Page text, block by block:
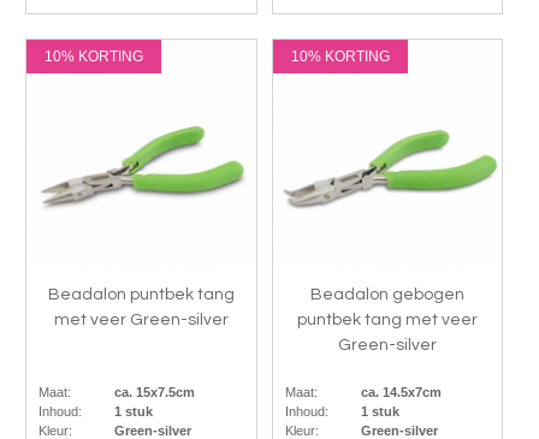
10% KORTING
Beadalon puntbek tang
met veer Green-silver
Maat:
ca. 15x7.5cm
Inhoud:
1 stuk
Kleur:
Green-silver
10% KORTING
Beadalon gebogen
puntbek tang met veer
Green-silver
Maat:
ca. 14.5x7cm
Inhoud:
1 stuk
Kleur:
Green-silver